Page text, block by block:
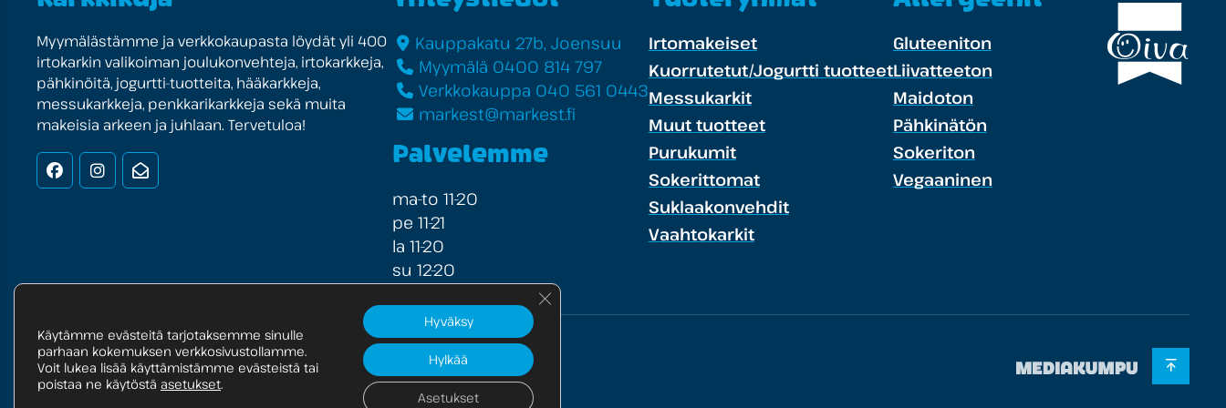
Myymälästämme ja verkkokaupasta löydät yli 400
irtokarkin valikoiman joulukonvehteja, irtokarkkeja,
pähkinöitä, jogurtti-tuotteita, hääkarkkeja,
messukarkkeja, penkkarikarkkeja sekä muita
makeisia arkeen ja juhlaan. Tervetuloa!
FacebookInstagramUutiskirje
Kauppakatu 27b, Joensuu
Myymälä 0400 814 797
Verkkokauppa 040 561 0443
markest@markest.fi
Palvelemme
ma-to 11-20
pe 11-21
la 11-20
su 12-20
Irtomakeiset
Kuorrutetut/Jogurtti tuotteet
Messukarkit
Muut tuotteet
Purukumit
Sokerittomat
Suklaakonvehdit
Vaahtokarkit
Gluteeniton
Liivatteeton
Maidoton
Pähkinätön
Sokeriton
Vegaaninen
© Copyright 2025 Markest Oy Tietosuojaseloste
Käytämme evästeitä tarjotaksemme sinulle
parhaan kokemuksen verkkosivustollamme.
Voit lukea lisää käyttämistämme evästeistä tai
poistaa ne käytöstä asetukset.
Hyväksy
Hylkää
Asetukset
Sulje evästebanneri